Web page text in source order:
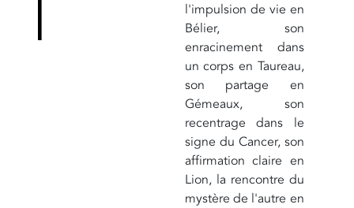
l'impulsion de vie en
Bélier, son
enracinement dans
un corps en Taureau,
son partage en
Gémeaux, son
recentrage dans le
signe du Cancer, son
affirmation claire en
Lion, la rencontre du
mystère de l'autre en